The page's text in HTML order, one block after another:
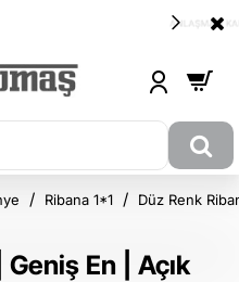
HEPSİJET
En | Açık
Ribana 1*1 Düz Renk